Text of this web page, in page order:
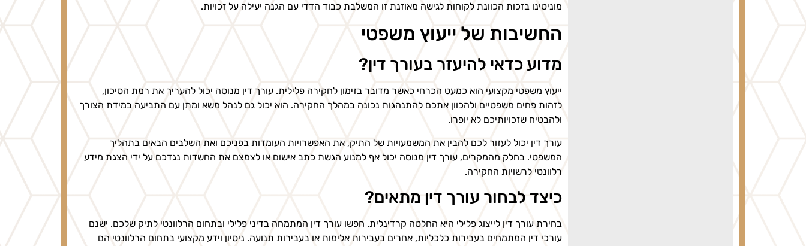
מוניטינו בזכות הכוונת לקוחות לגישה מאוזנת זו המשלבת כבוד הדדי עם הגנה יעילה על זכויות.
החשיבות של ייעוץ משפטי
מדוע כדאי להיעזר בעורך דין?
ייעוץ משפטי מקצועי הוא כמעט הכרחי כאשר מדובר בזימון לחקירה פלילית. עורך דין מנוסה יכול להעריך את רמת הסיכון,
לזהות פחים משפטיים ולהכוון אתכם להתנהגות נכונה במהלך החקירה. הוא יכול גם לנהל משא ומתן עם התביעה במידת הצורך
ולהבטיח שזכויותיכם לא יופרו.
עורך דין יכול לעזור לכם להבין את המשמעויות של התיק, את האפשרויות העומדות בפניכם ואת השלבים הבאים בתהליך
המשפטי. בחלק מהמקרים, עורך דין מנוסה יכול אף למנוע הגשת כתב אישום או לצמצם את החשדות נגדכם על ידי הצגת מידע
רלוונטי לרשויות החקירה.
כיצד לבחור עורך דין מתאים?
בחירת עורך דין לייצוג פלילי היא החלטה קרדינלית. חפשו עורך דין המתמחה בדיני פלילי ובתחום הרלוונטי לתיק שלכם. ישנם
עורכי דין המתמחים בעבירות כלכליות, אחרים בעבירות אלימות או בעבירות תנועה. ניסיון וידע מקצועי בתחום הרלוונטי הם